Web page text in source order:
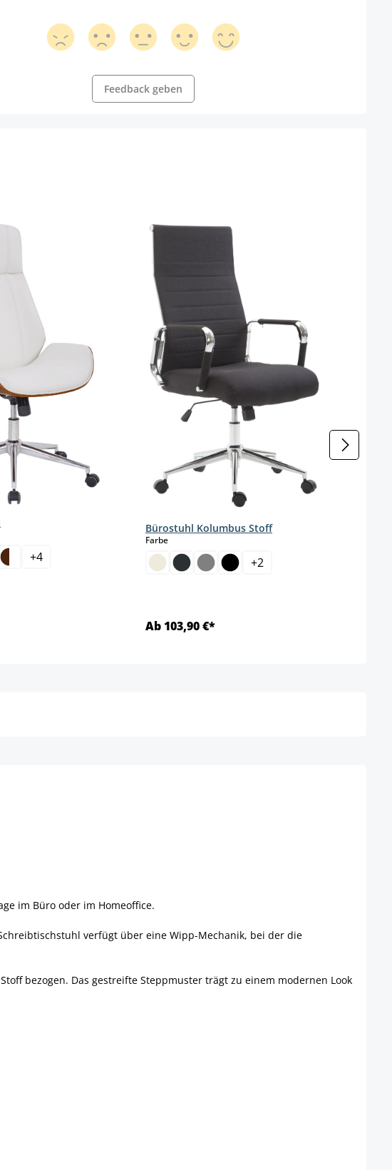
Feedback geben
+4
Bürostuhl Kolumbus Stoff
Farbeauswählen
+2
Ab 103,90 €*
im Büro oder im Homeoffice.
verfügt über eine Wipp-Mechanik, bei der die
bezogen. Das gestreifte Steppmuster trägt zu einem modernen Look